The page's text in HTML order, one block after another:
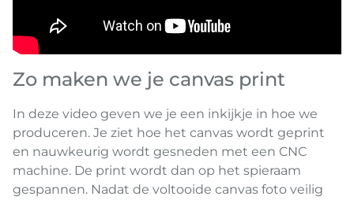
Zo maken we je canvas print
In deze video geven we je een inkijkje in hoe we
produceren. Je ziet hoe het canvas wordt geprint
en nauwkeurig wordt gesneden met een CNC
machine. De print wordt dan op het spieraam
gespannen. Nadat de voltooide canvas foto veilig